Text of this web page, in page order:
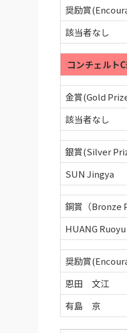
奨励賞
該当者なし
コンチェルト
金賞(Gold
該当者なし
銀賞(Silver
SUN Jingya
銅賞（Bronze
HUANG Ruoyu
奨励賞
恩田 文江
有島 京